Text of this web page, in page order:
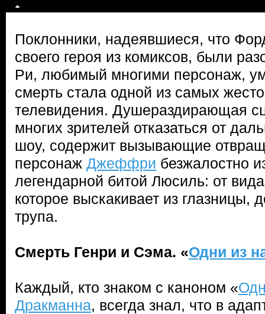
Поклонники, надеявшиеся, что
своего героя из комиксов, были
Ри, любимый многими персонаж,
смерть стала одной из самых
телевидения. Душераздирающая
многих зрителей отказаться от
шоу, содержит вызывающие
персонаж Джеффри безжалостно
легендарной битой Люсиль: от вида
которое выскакивает из глазницы,
трупа.
Смерть Генри и Сэма. «Одни из
Каждый, кто знаком с каноном «
Дракманна, всегда знал, что в